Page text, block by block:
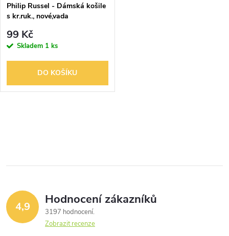
Philip Russel - Dámská košile
s kr.ruk., nové,vada
99 Kč
Skladem 1 ks
DO KOŠÍKU
l
d
a
4,9 Hodnocení zákazníků
3197 hodnocení
Zobrazit recenze